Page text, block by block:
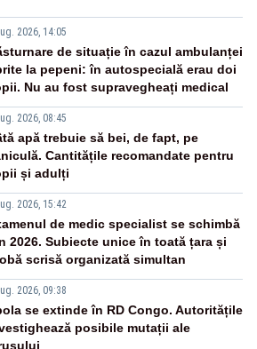
2026, 14:05
de situație în cazul ambulanței
la pepeni: în autospecială erau doi
Nu au fost supravegheați medical
2026, 08:45
apă trebuie să bei, de fapt, pe
Cantitățile recomandate pentru
și adulți
2026, 15:42
de medic specialist se schimbă
2026. Subiecte unice în toată țara și
scrisă organizată simultan
2026, 09:38
se extinde în RD Congo. Autoritățile
posibile mutații ale